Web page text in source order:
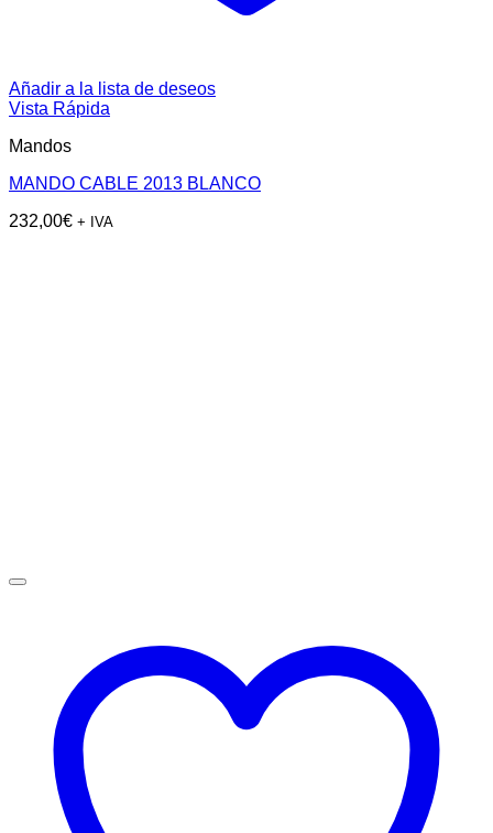
Añadir a la lista de deseos
Vista Rápida
Mandos
MANDO CABLE 2013 BLANCO
232,00€ + IVA